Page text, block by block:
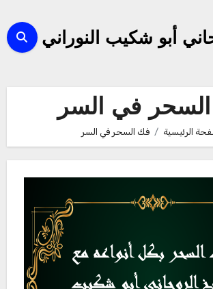
أبو شكيب النوراني
في السر
الرئيسية فك السحر في السر